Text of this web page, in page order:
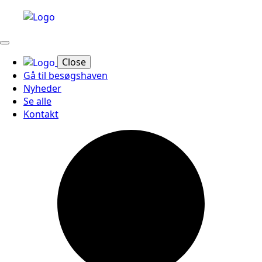
Close
Gå til besøgshaven
Nyheder
Se alle
Kontakt